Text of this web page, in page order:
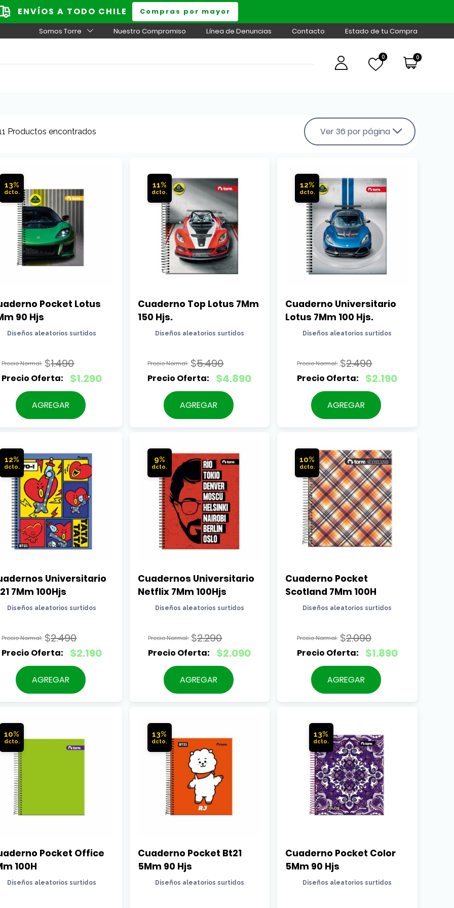
ENVÍOS A TODO CHILE Compras por mayor
Somos Torre Nuestro Compromiso Línea de Denuncias Contacto Estado de tu Compra
0 0
Productos encontrados Ver 36 por página
13%
Pocket Lotus
90 Hjs
Diseños aleatorios surtidos
$1.490
El
precio
original
$1.290
El
precio
actual
AGREGAR
11%
Cuaderno Top Lotus 7Mm
150 Hjs.
Diseños aleatorios surtidos
$5.490
El
precio
original
$4.890
El
precio
actual
AGREGAR
12%
Cuaderno Universitario
Lotus 7Mm 100 Hjs.
Diseños aleatorios surtidos
$2.490
El
precio
original
$2.190
El
precio
actual
AGREGAR
12%
Universitario
7Mm 100Hjs
Diseños aleatorios surtidos
$2.490
El
precio
original
$2.190
El
precio
actual
AGREGAR
9%
Cuadernos Universitario
Netflix 7Mm 100Hjs
Diseños aleatorios surtidos
$2.290
El
precio
original
$2.090
El
precio
actual
AGREGAR
10%
Cuaderno Pocket
Scotland 7Mm 100H
Diseños aleatorios surtidos
$2.090
El
precio
original
$1.890
El
precio
actual
AGREGAR
10%
Pocket Office
100H
Diseños aleatorios surtidos
13%
Cuaderno Pocket Bt21
5Mm 90 Hjs
Diseños aleatorios surtidos
13%
Cuaderno Pocket Color
5Mm 90 Hjs
Diseños aleatorios surtidos